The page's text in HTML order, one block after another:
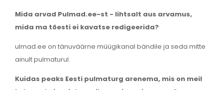
Mida arvad Pulmad.ee-st - lihtsalt aus arvamus,
mida ma tõesti ei kavatse redigeerida?
ulmad.ee on tänuväärne müügikanal bändile ja seda mitte
ainult pulmaturul.
Kuidas peaks Eesti pulmaturg arenema, mis on meil